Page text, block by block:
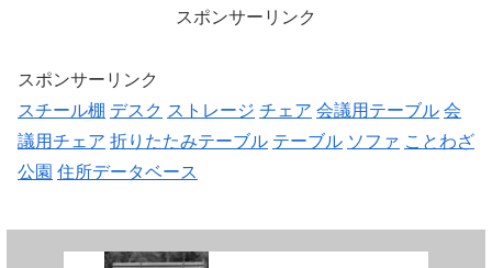
スポンサーリンク
スポンサーリンク
スチール棚 デスク ストレージ チェア 会議用テーブル 会
議用チェア 折りたたみテーブル テーブル ソファ ことわざ
公園 住所データベース